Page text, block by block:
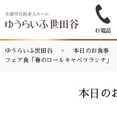
お電話
ゆうらいふ世田谷 本日のお食事
フェア食「春のロールキャベツランチ」
本日の